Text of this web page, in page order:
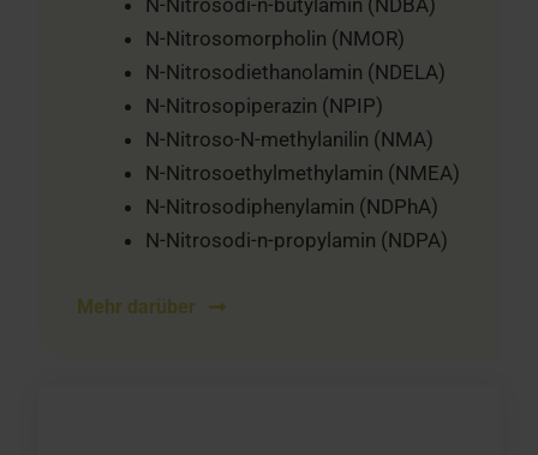
N-Nitrosomorpholin (NMOR)
N-Nitrosodiethanolamin (NDELA)
N-Nitrosopiperazin (NPIP)
N-Nitroso-N-methylanilin (NMA)
N-Nitrosoethylmethylamin (NMEA)
N-Nitrosodiphenylamin (NDPhA)
N-Nitrosodi-n-propylamin (NDPA)
Mehr darüber